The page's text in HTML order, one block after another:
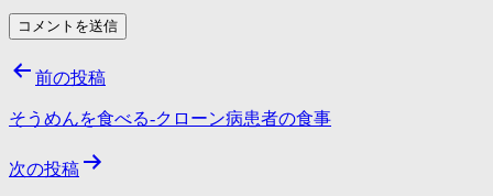
投
稿
ビ
前の投稿
そうめんを食べる-クローン病患者の食事
次の投稿